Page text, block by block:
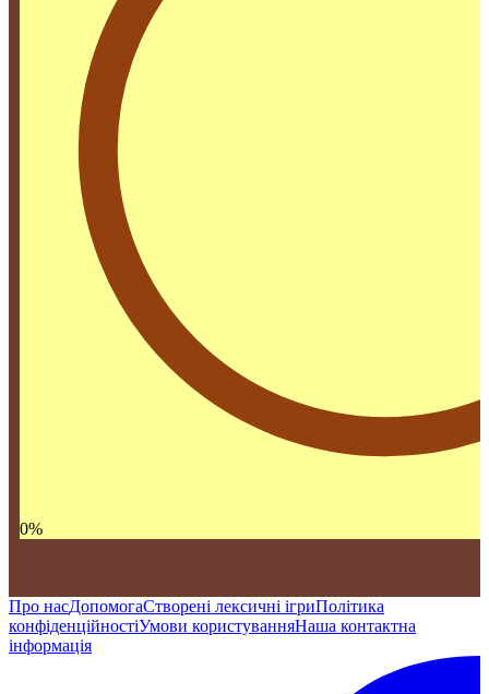
0%
Про насДопомогаСтворені лексичні ігриПолітика
конфіденційностіУмови користуванняНаша контактна
інформація